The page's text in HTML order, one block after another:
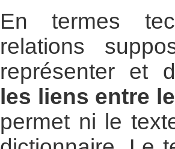
En termes
relations
représenter et
les liens entre
permet ni le